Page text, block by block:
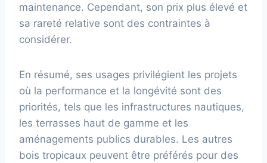
maintenance. Cependant, son prix plus élevé et
sa rareté relative sont des contraintes à
considérer.
En résumé, ses usages privilégient les projets
où la performance et la longévité sont des
priorités, tels que les infrastructures nautiques,
les terrasses haut de gamme et les
aménagements publics durables. Les autres
bois tropicaux peuvent être préférés pour des